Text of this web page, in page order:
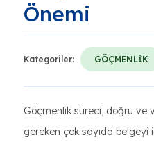
Önemi
Kategoriler: GÖÇMENLİK
Göçmenlik süreci, doğru ve
gereken çok sayıda belgeyi